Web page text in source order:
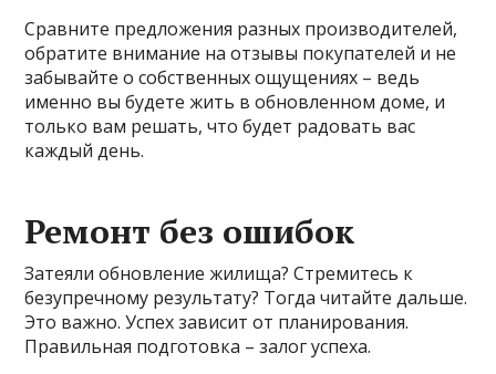
Сравните предложения разных производителей,
обратите внимание на отзывы покупателей и не
забывайте о собственных ощущениях – ведь
именно вы будете жить в обновленном доме, и
только вам решать, что будет радовать вас
каждый день.
Ремонт без ошибок
Затеяли обновление жилища? Стремитесь к
безупречному результату? Тогда читайте дальше.
Это важно. Успех зависит от планирования.
Правильная подготовка – залог успеха.